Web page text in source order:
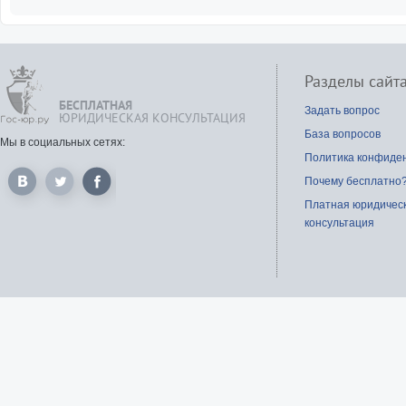
уплате алиментов после
брак расторгнут?
Как добиться уплаты
мужем, который уже
алименты на ребёнка от
женщины?
Могу ли я по
уплате алиментов
последние из своей
Можно ли заключить
об уплате алиментов
нотариального
Для заверения
уплате алиментов,
БЕСПЛАТНАЯ
ЮРИДИЧЕСКАЯ КОНСУЛЬТАЦИЯ
Мы в социальных сетях:
Разделы
Задать вопрос
База вопросов
Политика
Почему
Платная
консультация